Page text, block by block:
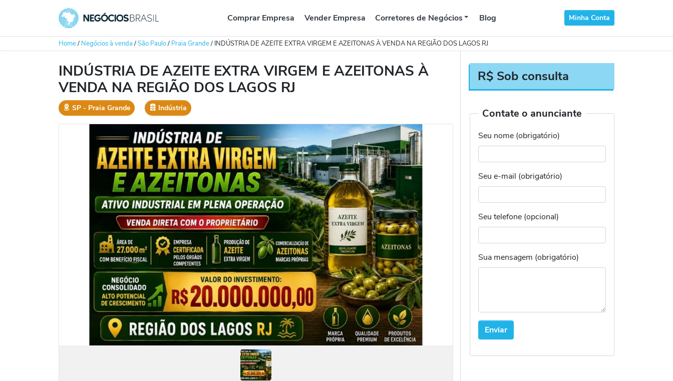
Comprar Empresa Vender Empresa Corretores de Negócios Blog Minha Conta
Home/ Negócios à venda/São Paulo/ Praia Grande/ INDÚSTRIA DE AZEITE EXTRA VIRGEM E AZEITONAS À VENDA NA REGIÃO DOS LAGOS RJ
INDÚSTRIA DE AZEITE EXTRA VIRGEM E AZEITONAS À
VENDA NA REGIÃO DOS LAGOS RJ
SP ‐ Praia Grande Indústria
R$ Sob consulta
Contate o anunciante
Seu nome (obrigatório)
Seu e-mail (obrigatório)
Seu telefone (opcional)
Sua mensagem (obrigatório)